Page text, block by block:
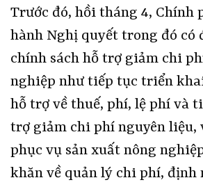
Trước đó, hồi tháng 4, Chính
hành Nghị quyết trong đó có
chính sách hỗ trợ giảm chi
nghiệp như tiếp tục triển
hỗ trợ về thuế, phí, lệ phí và
trợ giảm chi phí nguyên liệu,
phục vụ sản xuất nông
khăn về quản lý chi phí, định